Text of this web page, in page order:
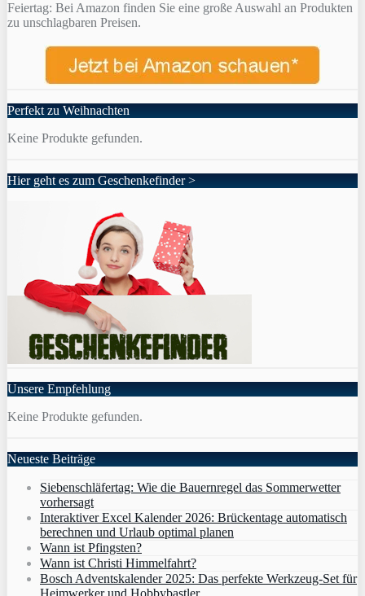
Feiertag: Bei Amazon finden Sie eine große Auswahl an Produkten
zu unschlagbaren Preisen.
Perfekt zu Weihnachten
Keine Produkte gefunden.
Hier geht es zum Geschenkefinder >
Unsere Empfehlung
Keine Produkte gefunden.
Neueste Beiträge
Siebenschläfertag: Wie die Bauernregel das Sommerwetter
vorhersagt
Interaktiver Excel Kalender 2026: Brückentage automatisch
berechnen und Urlaub optimal planen
Wann ist Pfingsten?
Wann ist Christi Himmelfahrt?
Bosch Adventskalender 2025: Das perfekte Werkzeug-Set für